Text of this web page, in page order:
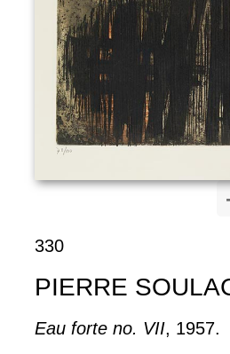
330
PIERRE
Eau forte no. VII, 1957.